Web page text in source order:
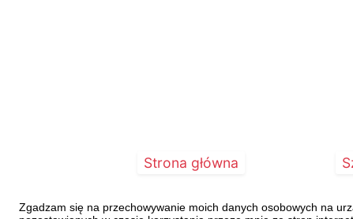
Zgadzam się na przechowywanie moich danych osobowych na
Strona główna